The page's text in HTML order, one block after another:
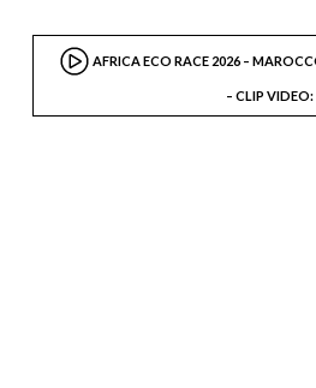
AFRICA ECO RACE 2026 –
– CLIP VIDEO: